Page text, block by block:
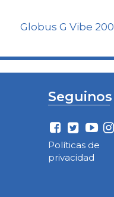
Globus G Vibe 200
Seguinos
Políticas de
privacidad